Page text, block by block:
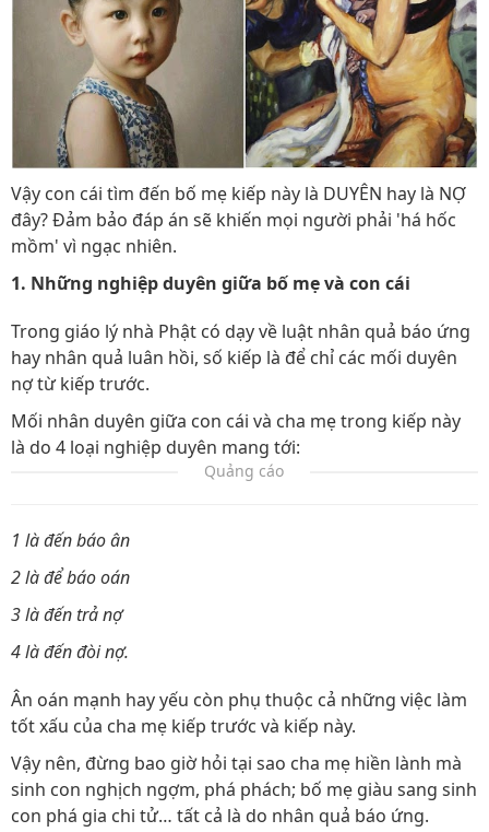
Vậy con cái tìm đến bố mẹ kiếp này là DUYÊN hay là NỢ
đây? Đảm bảo đáp án sẽ khiến mọi người phải 'há hốc
mồm' vì ngạc nhiên.
1. Những nghiệp duyên giữa bố mẹ và con cái
Trong giáo lý nhà Phật có dạy về luật nhân quả báo ứng
hay nhân quả luân hồi, số kiếp là để chỉ các mối duyên
nợ từ kiếp trước.
Mối nhân duyên giữa con cái và cha mẹ trong kiếp này
là do 4 loại nghiệp duyên mang tới:
Quảng cáo
1 là đến báo ân
2 là để báo oán
3 là đến trả nợ
4 là đến đòi nợ.
Ân oán mạnh hay yếu còn phụ thuộc cả những việc làm
tốt xấu của cha mẹ kiếp trước và kiếp này.
Vậy nên, đừng bao giờ hỏi tại sao cha mẹ hiền lành mà
sinh con nghịch ngợm, phá phách; bố mẹ giàu sang sinh
con phá gia chi tử… tất cả là do nhân quả báo ứng.